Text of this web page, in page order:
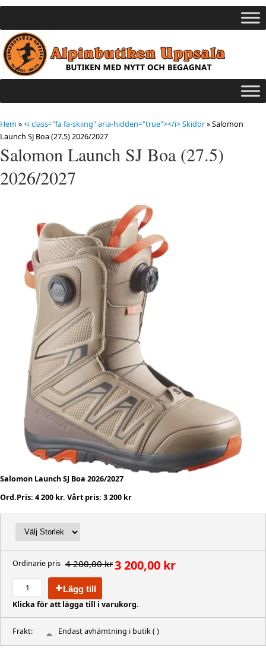
Hem »<i class="fa fa-skiing" aria-hidden="true"></i> Skidor»Salomon
Launch SJ Boa (27.5) 2026/2027
Salomon Launch SJ Boa (27.5)
2026/2027
Salomon Launch SJ Boa 2026/2027
Ord.Pris: 4 200 kr. Vårt pris: 3 200 kr
Ordinarie pris 4 200,00 kr3 200,00 kr
Lägg till
Klicka för att lägga till i varukorg.
Frakt: Endast avhämtning i butik( )